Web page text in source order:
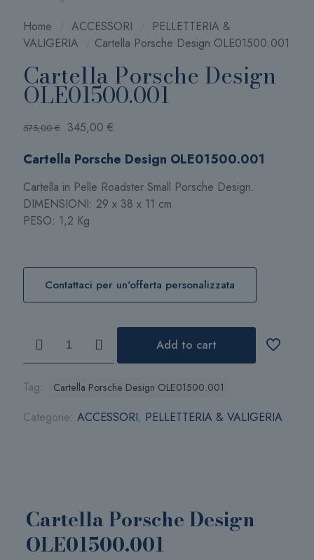
Home ACCESSORI
PELLETTERIA &
VALIGERIA
Cartella Porsche Design OLE01500.001
Cartella Porsche Design
OLE01500.001
575,00€ Il
originale
575,00 €.
345,00 €
attuale
345,00 €.
Cartella Porsche Design OLE01500.001
Cartella in Pelle Roadster Small Porsche Design.
DIMENSIONI: 29 x 38 x 11 cm
PESO: 1,2 Kg
Contattaci per un'offerta personalizzata
Porsche
Design
OLE01500.001
Add to cart
Tag: Cartella Porsche Design OLE01500.001
Categorie: ACCESSORI, PELLETTERIA & VALIGERIA
Cartella Porsche Design
OLE01500.001